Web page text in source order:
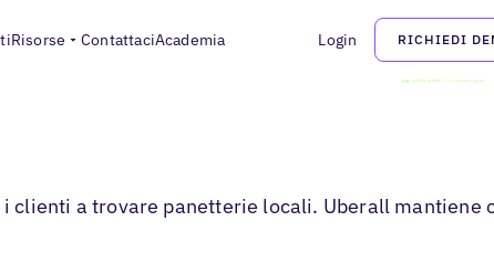
Risorse ContattaciAcademia Login RICHIEDI
clienti a trovare panetterie locali. Uberall